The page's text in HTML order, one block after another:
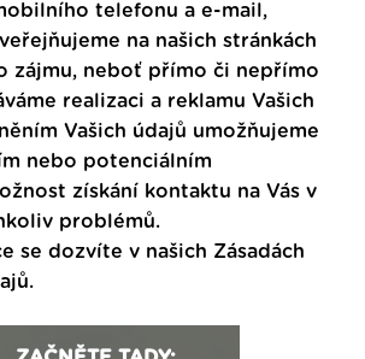
telefonu a e-mail,
na našich stránkách
zájmu, neboť přímo či nepřímo
realizaci a reklamu Vašich
Vašich údajů umožňujeme
nebo potenciálním
získání kontaktu na Vás v
problémů.
se dozvíte v našich Zásadách
.